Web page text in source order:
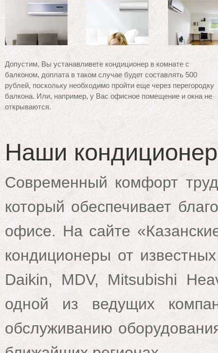
Допустим, Вы устанавливете кондиционер в комнате с
балконом, доплата в таком случае будет составлять 500
рублей, поскольку необходимо пройти еще через перегородку
балкона. Или, например, у Вас офисное помещение и окна не
открываются.
Наши
Современный комфорт
который обеспечивает
офисе. На сайте
кондиционеры от
Daikin, MDV, Mitsubishi
одной из ведущих
обслуживанию